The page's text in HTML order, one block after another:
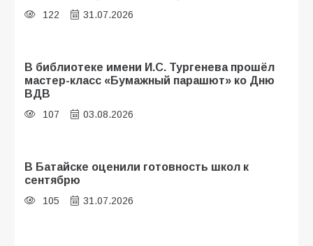
122 31.07.2026
В библиотеке имени И.С. Тургенева прошёл
мастер-класс «Бумажный парашют» ко Дню
ВДВ
107 03.08.2026
В Батайске оценили готовность школ к
сентябрю
105 31.07.2026